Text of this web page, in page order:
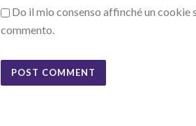
Do il mio consenso affinché un
commento.